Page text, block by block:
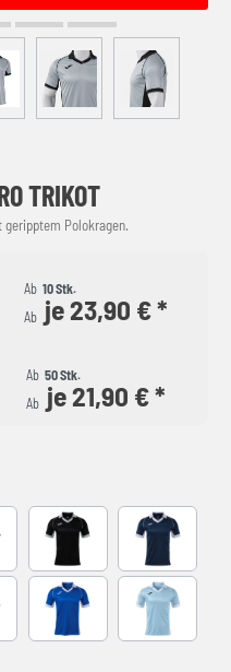
TRIKOT
Polokragen.
Ab 10 Stk.
Ab je 23,90 € *
Ab 50 Stk.
Ab je 21,90 € *
NAVY BLACK-GREY DARK NAVY
WHITE ROYAL-WHITE